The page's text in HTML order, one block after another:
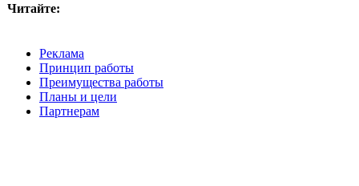
Читайте:
Реклама
Принцип работы
Преимущества работы
Планы и цели
Партнерам